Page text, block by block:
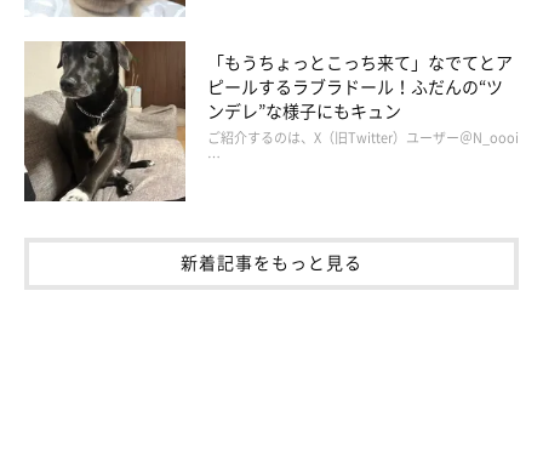
「もうちょっとこっち来て」なでてとア
ピールするラブラドール！ふだんの“ツ
ンデレ”な様子にもキュン
ご紹介するのは、X（旧Twitter）ユーザー＠N_oooi
…
新着記事をもっと見る